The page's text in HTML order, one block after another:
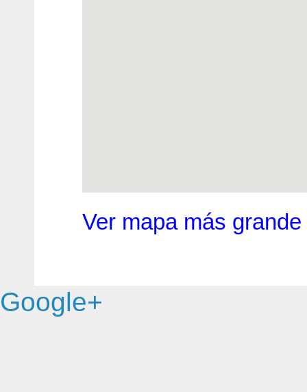
Ver mapa más grande
Google+